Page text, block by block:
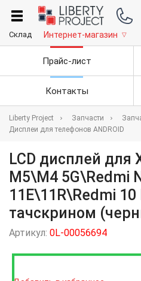
Склад Интернет-магазин ▽
Прайс-лист
Контакты
Liberty Project Запчасти
Дисплеи для телефонов ANDROID
LCD дисплей для
M5\M4 5G\Redmi
11E\11R\Redmi 10
тачскрином
Артикул: 0L-00056694